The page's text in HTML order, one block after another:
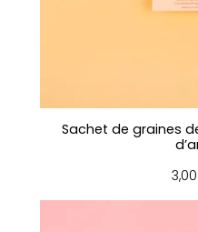
Sachet de graines
3,00